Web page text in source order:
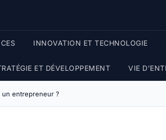
INNOVATION ET TECHNOLOGIE
ET DÉVELOPPEMENT VIE
entrepreneur ?